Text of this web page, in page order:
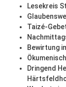
Lesekreis
Taizé-
Bewirtung
Dringend